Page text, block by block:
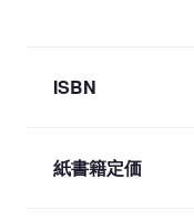
ISBN
紙書籍定価